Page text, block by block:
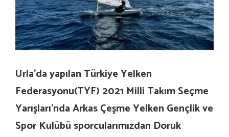
Urla’da yapılan Türkiye Yelken
Federasyonu(TYF) 2021 Milli Takım Seçme
Yarışları’nda Arkas Çeşme Yelken Gençlik ve
Spor Kulübü sporcularımızdan Doruk